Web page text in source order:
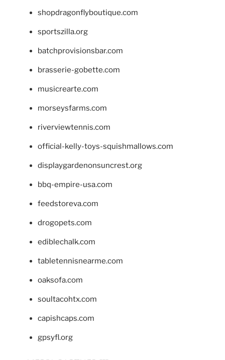
shopdragonflyboutique.com
sportszilla.org
batchprovisionsbar.com
brasserie-gobette.com
musicrearte.com
morseysfarms.com
riverviewtennis.com
official-kelly-toys-squishmallows.com
displaygardenonsuncrest.org
bbq-empire-usa.com
feedstoreva.com
drogopets.com
ediblechalk.com
tabletennisnearme.com
oaksofa.com
soultacohtx.com
capishcaps.com
gpsyfl.org